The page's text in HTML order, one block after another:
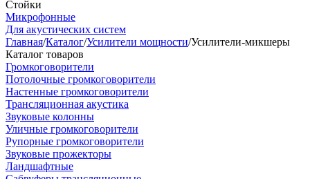
Стойки
Микрофонные
Для акустических систем
Главная/Каталог/Усилители мощности/Усилители-микшеры
Каталог товаров
Громкоговорители
Потолочные громкоговорители
Настенные громкоговорители
Трансляционная акустика
Звуковые колонны
Уличные громкоговорители
Рупорные громкоговорители
Звуковые прожекторы
Ландшафтные